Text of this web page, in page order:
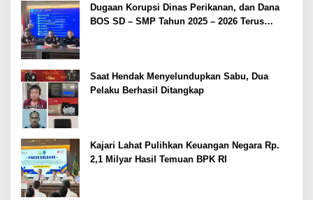
Dugaan Korupsi Dinas Perikanan, dan Dana
BOS SD – SMP Tahun 2025 – 2026 Terus
Saat Hendak Menyelundupkan Sabu, Dua
Pelaku Berhasil Ditangkap
Kajari Lahat Pulihkan Keuangan Negara Rp.
2,1 Milyar Hasil Temuan BPK RI